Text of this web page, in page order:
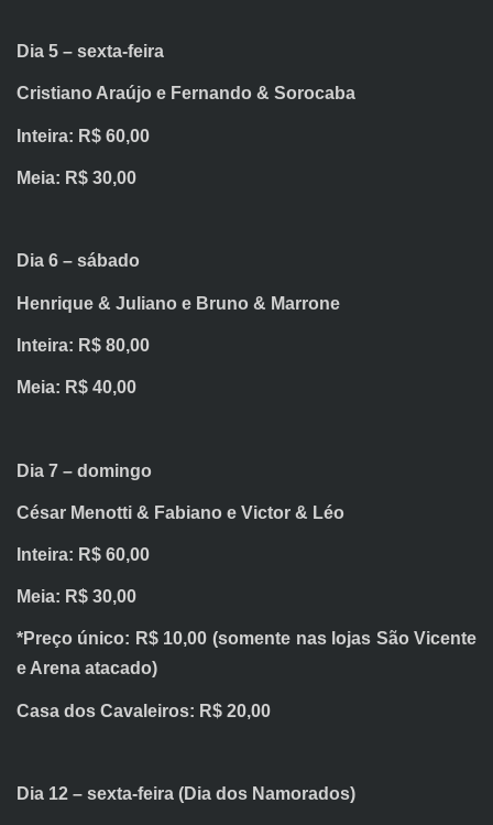
Dia 5 – sexta-feira
Cristiano Araújo e Fernando & Sorocaba
Inteira: R$ 60,00
Meia: R$ 30,00
Dia 6 – sábado
Henrique & Juliano e Bruno & Marrone
Inteira: R$ 80,00
Meia: R$ 40,00
Dia 7 – domingo
César Menotti & Fabiano e Victor & Léo
Inteira: R$ 60,00
Meia: R$ 30,00
*Preço único: R$ 10,00 (somente nas lojas São Vicente
e Arena atacado)
Casa dos Cavaleiros: R$ 20,00
Dia 12 – sexta-feira (Dia dos Namorados)